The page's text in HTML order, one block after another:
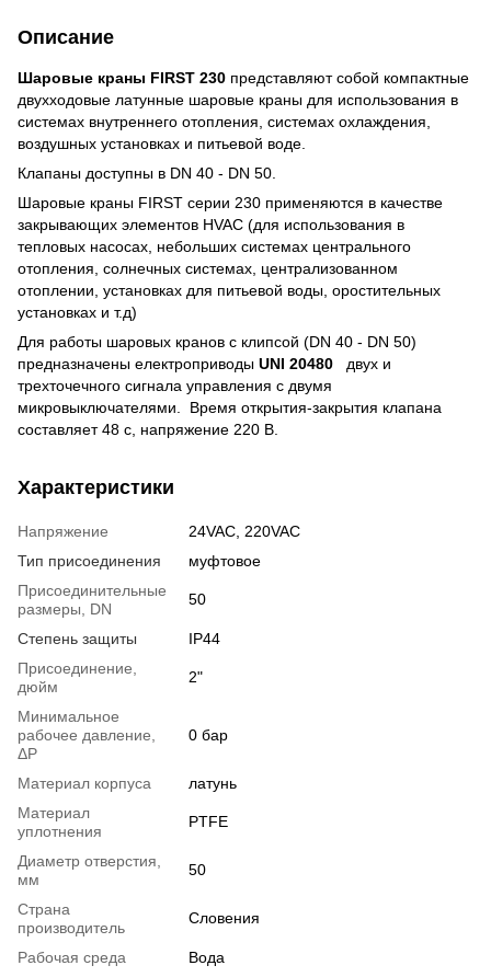
Описание
Шаровые краны FIRST 230 представляют собой компактные
двухходовые латунные шаровые краны для использования в
системах внутреннего отопления, системах охлаждения,
воздушных установках и питьевой воде.
Клапаны доступны в DN 40 - DN 50.
Шаровые краны FIRST серии 230 применяются в качестве
закрывающих элементов НVAC (для использования в
тепловых насосах, небольших системах центрального
отопления, солнечных системах, централизованном
отоплении, установках для питьевой воды, оростительных
установках и т.д)
Для работы шаровых кранов с клипсой (DN 40 - DN 50)
предназначены електроприводы UNI 20480 двух и
трехточечного сигнала управления c двумя
микровыключателями.
Время открытия-закрытия клапана
составляет 48 с, напряжение 220 В.
Характеристики
Напряжение
24VAC, 220VAC
Тип присоединения
муфтовое
Присоединительные
размеры, DN
50
Степень защиты
IP44
Присоединение,
дюйм
2"
Минимальное
рабочее давление,
ΔP
0 бар
Материал корпуса
латунь
Материал
уплотнения
PTFE
Диаметр отверстия,
мм
50
Страна
производитель
Cловения
Рабочая среда
Вода